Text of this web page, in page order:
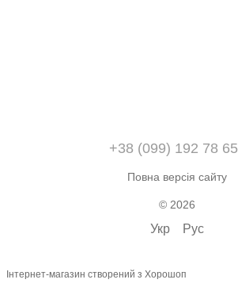
+38 (099) 192 78 65
Повна версія сайту
© 2026
Укр Рус
Інтернет-магазин створений з Хорошоп